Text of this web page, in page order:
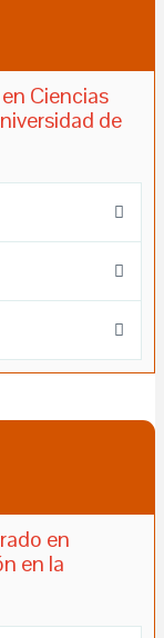
Ciencias
de
en
en la